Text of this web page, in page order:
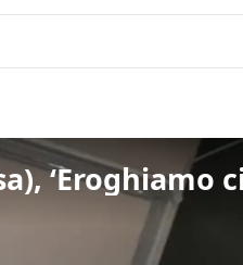
‘Eroghiamo